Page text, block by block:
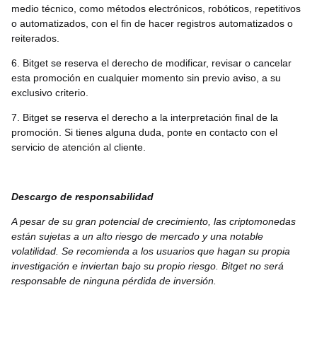
medio técnico, como métodos electrónicos, robóticos, repetitivos
o automatizados, con el fin de hacer registros automatizados o
reiterados.
6. Bitget se reserva el derecho de modificar, revisar o cancelar
esta promoción en cualquier momento sin previo aviso, a su
exclusivo criterio.
7. Bitget se reserva el derecho a la interpretación final de la
promoción. Si tienes alguna duda, ponte en contacto con el
servicio de atención al cliente.
Descargo de responsabilidad
A pesar de su gran potencial de crecimiento, las criptomonedas
están sujetas a un alto riesgo de mercado y una notable
volatilidad. Se recomienda a los usuarios que hagan su propia
investigación e inviertan bajo su propio riesgo. Bitget no será
responsable de ninguna pérdida de inversión.